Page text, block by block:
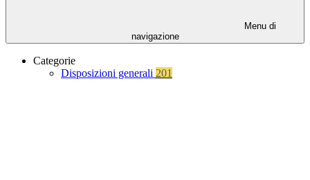
Menu di
navigazione
Categorie
Disposizioni generali 201